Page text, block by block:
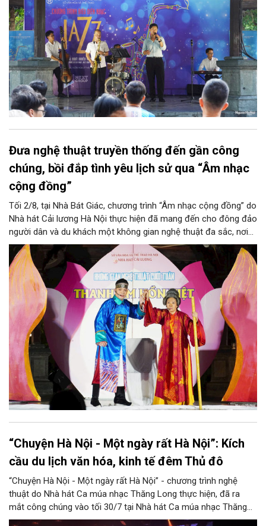
Đưa nghệ thuật truyền thống đến gần công
chúng, bồi đắp tình yêu lịch sử qua “Âm nhạc
cộng đồng”
Tối 2/8, tại Nhà Bát Giác, chương trình “Âm nhạc cộng đồng” do
Nhà hát Cải lương Hà Nội thực hiện đã mang đến cho đông đảo
người dân và du khách một không gian nghệ thuật đa sắc, nơi
những làn điệu cải lương, ca cổ, tân cổ và các tiết mục múa
hòa quyện trong không gian của phố đi bộ hồ Hoàn Kiếm. Đặc
biệt, chương trình có sự giao lưu của các nghệ sĩ đến từ
phương Nam, góp phần tạo nên cuộc gặp gỡ nghệ thuật giàu
cảm xúc.
“Chuyện Hà Nội - Một ngày rất Hà Nội”: Kích
cầu du lịch văn hóa, kinh tế đêm Thủ đô
“Chuyện Hà Nội - Một ngày rất Hà Nội” - chương trình nghệ
thuật do Nhà hát Ca múa nhạc Thăng Long thực hiện, đã ra
mắt công chúng vào tối 30/7 tại Nhà hát Ca múa nhạc Thăng
Long (số 31 - 33 phố Lương Văn Can, phường Hoàn Kiếm).